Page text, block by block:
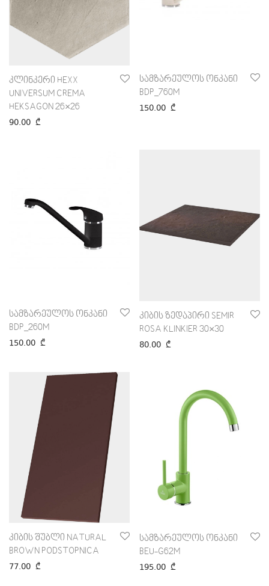
კლინკერი HEXX
UNIVERSUM CREMA
HEKSAGON 26×26
90.00 ₾
სამზარეულოს ონკანი
BDP_760M
150.00 ₾
სამზარეულოს ონკანი
BDP_260M
150.00 ₾
კიბის ზედაპირი SEMIR
ROSA KLINKIER 30×30
80.00 ₾
კიბის შუბლი NATURAL
BROWN PODSTOPNICA
77.00 ₾
სამზარეულოს ონკანი
BEU-G62M
195.00 ₾